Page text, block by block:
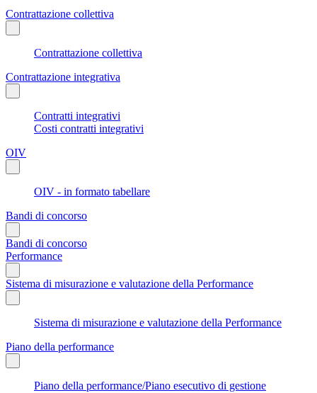
Contrattazione collettiva
Contrattazione collettiva
Contrattazione integrativa
Contratti integrativi
Costi contratti integrativi
OIV
OIV - in formato tabellare
Bandi di concorso
Bandi di concorso
Performance
Sistema di misurazione e valutazione della Performance
Sistema di misurazione e valutazione della Performance
Piano della performance
Piano della performance/Piano esecutivo di gestione